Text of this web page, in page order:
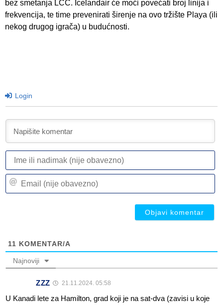
bez smetanja LCC. Icelandair će moći povećati broj linija i
frekvencija, te time prevenirati širenje na ovo tržište Playa (ili
nekog drugog igrača) u budućnosti.
Login
11 KOMENTAR/A
Najnoviji
ZZZ 21.11.2024. 05:58
U Kanadi lete za Hamilton, grad koji je na sat-dva (zavisi u koje